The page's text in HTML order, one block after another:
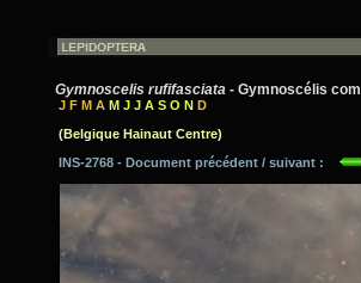
Gymnoscelis rufifasciata - Gymnoscélis
J F M A M J J A S O N D
(Belgique Hainaut Centre)
INS-2768 - Document précédent / suivant :